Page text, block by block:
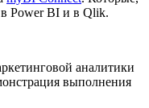
в Power BI и в Qlik.
аналитики
выполнения